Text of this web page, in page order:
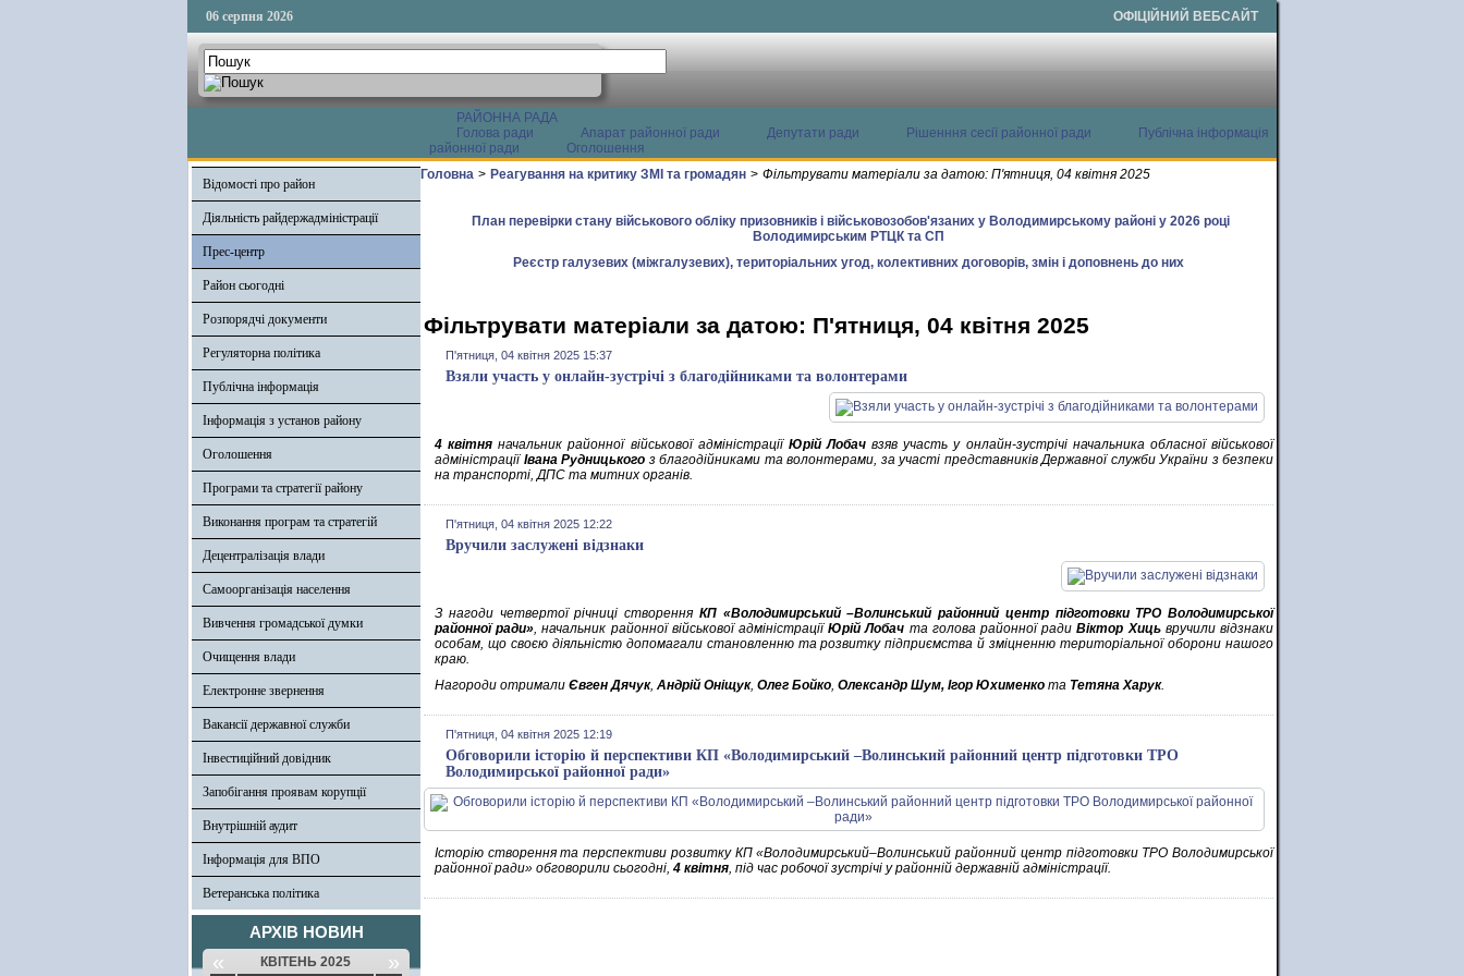
06 серпня 2026 ОФІЦІЙНИЙ ВЕБСАЙТ
РАЙОННА РАДА
Голова ради
Апарат районної ради Депутати ради Рішенння сесії районної ради
Публічна інформація
районної ради
Оголошення
Відомості про район
Діяльність райдержадміністрації
Прес-центр
Район сьогодні
Розпорядчі документи
Регуляторна політика
Публічна інформація
Інформація з установ району
Оголошення
Програми та стратегії району
Виконання програм та стратегій
Децентралізація влади
Самоорганізація населення
Вивчення громадської думки
Очищення влади
Електронне звернення
Вакансії державної служби
Інвестиційний довідник
Запобігання проявам корупції
Внутрішній аудит
Інформація для ВПО
Ветеранська політика
АРХІВ НОВИН
« КВІТЕНЬ 2025 »
Головна > Реагування на критику ЗМІ та громадян > Фільтрувати матеріали за датою: П'ятниця, 04 квітня 2025
План перевірки стану військового обліку призовників і військовозобов'язаних у Володимирському районі у 2026 році
Володимирським РТЦК та СП
Реєстр галузевих (міжгалузевих), територіальних угод, колективних договорів, змін і доповнень до них
Фільтрувати матеріали за датою: П'ятниця, 04 квітня 2025
П'ятниця, 04 квітня 2025 15:37
Взяли участь у онлайн-зустрічі з благодійниками та волонтерами
4 квітня начальник районної військової адміністрації Юрій Лобач взяв участь у онлайн-зустрічі начальника обласної військової
адміністрації Івана Рудницького з благодійниками та волонтерами, за участі представників Державної служби України з безпеки
на транспорті, ДПС та митних органів.
П'ятниця, 04 квітня 2025 12:22
Вручили заслужені відзнаки
З нагоди четвертої річниці створення КП «Володимирський –Волинський районний центр підготовки ТРО Володимирської
районної ради», начальник районної військової адміністраціїЮрій Лобач та голова районної радиВіктор Хицьвручили відзнаки
особам, що своєю діяльністю допомагали становленню та розвитку підприємства й зміцненню територіальної оборони нашого
краю.
Нагороди отримали Євген Дячук, Андрій Оніщук, Олег Бойко, Олександр Шум, Ігор Юхименко та Тетяна Харук.
П'ятниця, 04 квітня 2025 12:19
Обговорили історію й перспективи КП «Володимирський –Волинський районний центр підготовки ТРО
Володимирської районної ради»
Історію створення та перспективи розвитку КП «Володимирський–Волинський районний центр підготовки ТРО Володимирської
районної ради» обговорили сьогодні, 4 квітня, під час робочої зустрічі у районній державній адміністрації.